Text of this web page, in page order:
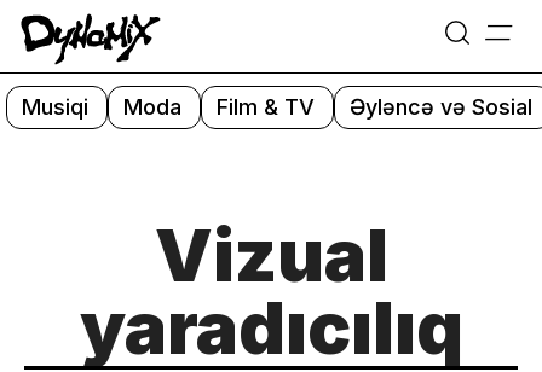
Skip
to
content
=
Musiqi Moda Film & TV Əyləncə və Sosial
Vizual
yaradıcılıq